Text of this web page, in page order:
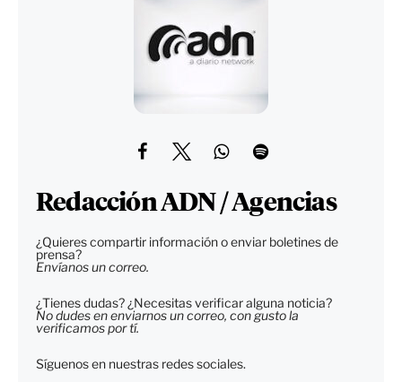
Redacción ADN / Agencias
¿Quieres compartir información o enviar boletines de
prensa?
Envíanos un correo.
¿Tienes dudas? ¿Necesitas verificar alguna noticia?
No dudes en enviarnos un correo, con gusto la
verificamos por tí.
Síguenos en nuestras redes sociales.